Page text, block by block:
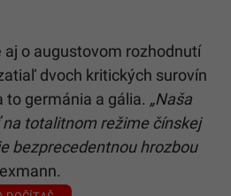
o augustovom rozhodnutí
dvoch kritických surovín
to germánia a gália. „Naša
totalitnom režime čínskej
bezprecedentnou hrozbou